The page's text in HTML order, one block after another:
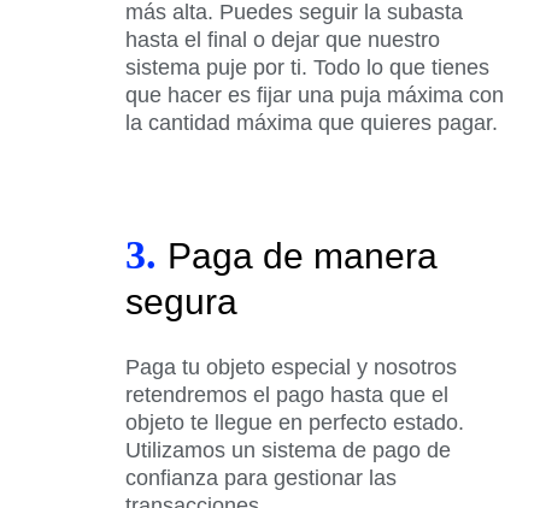
más alta. Puedes seguir la subasta
hasta el final o dejar que nuestro
sistema puje por ti. Todo lo que tienes
que hacer es fijar una puja máxima con
la cantidad máxima que quieres pagar.
3. Paga de manera
segura
Paga tu objeto especial y nosotros
retendremos el pago hasta que el
objeto te llegue en perfecto estado.
Utilizamos un sistema de pago de
confianza para gestionar las